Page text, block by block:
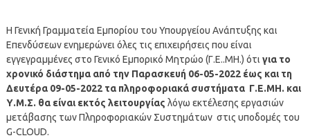
Η Γενική Γραμματεία Εμπορίου του Υπουργείου Ανάπτυξης και
Επενδύσεων ενημερώνει όλες τις επιχειρήσεις που είναι
εγγεγραμμένες στο Γενικό Εμπορικό Μητρώο (Γ.Ε..ΜΗ.) ότι για το
χρονικό διάστημα από την Παρασκευή 06-05-2022 έως και τη
Δευτέρα 09-05-2022 τα πληροφοριακά συστήματα Γ.Ε.ΜΗ. και
Υ.Μ.Σ. θα είναι εκτός λειτουργίας λόγω εκτέλεσης εργασιών
μετάβασης των Πληροφοριακών Συστημάτων στις υποδομές του
G-CLOUD.